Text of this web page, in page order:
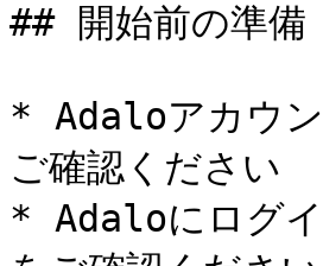
## 開始前の準備
* Adaloアカウン
ご確認ください
* Adaloにログイ